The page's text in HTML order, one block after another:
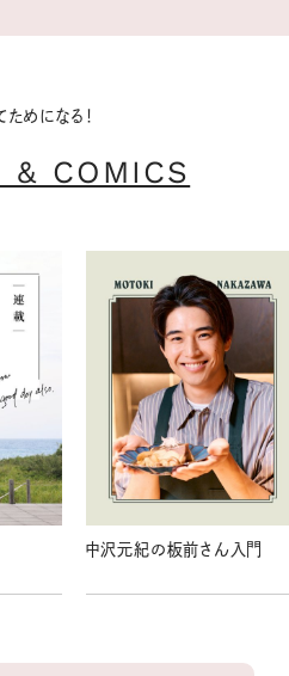
ためになる！
& COMICS
中沢元紀の板前さん入門